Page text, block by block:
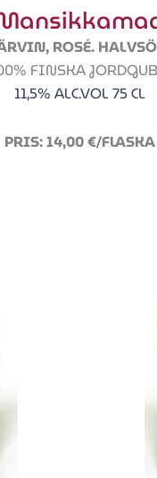
ROSÉ.
FINSKA
11,5% ALC.VOL 75 CL
PRIS: 14,00 €/FLASKA